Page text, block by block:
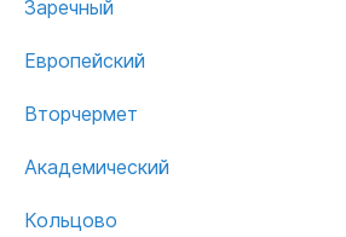
Заречный
Европейский
Вторчермет
Академический
Кольцово